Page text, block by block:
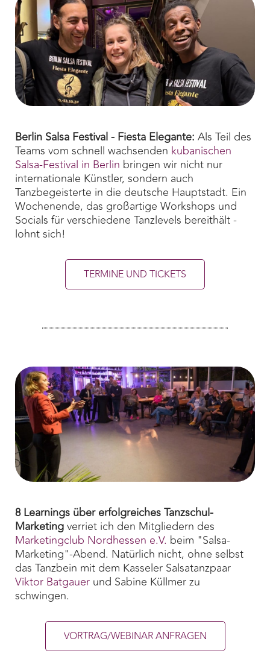
Berlin Salsa Festival - Fiesta Elegante: Als Teil des
Teams vom schnell wachsenden kubanischen
Salsa-Festival in Berlin bringen wir nicht nur
internationale Künstler, sondern auch
Tanzbegeisterte in die deutsche Hauptstadt. Ein
Wochenende, das großartige Workshops und
Socials für verschiedene Tanzlevels bereithält -
lohnt sich!
TERMINE UND TICKETS
8 Learnings über erfolgreiches Tanzschul-
Marketingverriet ich den Mitgliedern des
Marketingclub Nordhessen e.V. beim "Salsa-
Marketing"-Abend. Natürlich nicht, ohne selbst
das Tanzbein mit dem Kasseler Salsatanzpaar
Viktor Batgauer und Sabine Küllmer zu
schwingen.
VORTRAG/WEBINAR ANFRAGEN